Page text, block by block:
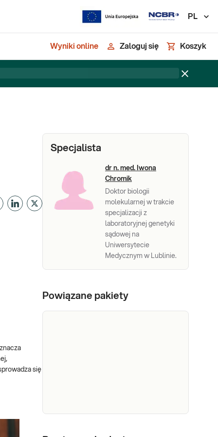
PL
Wyniki online Zaloguj się Koszyk
się
Specjalista
dr n. med. Iwona
Chromik
Doktor biologii
molekularnej w trakcie
specjalizacji z
laboratoryjnej genetyki
sądowej na
Uniwersytecie
Medycznym w Lublinie.
Powiązane pakiety